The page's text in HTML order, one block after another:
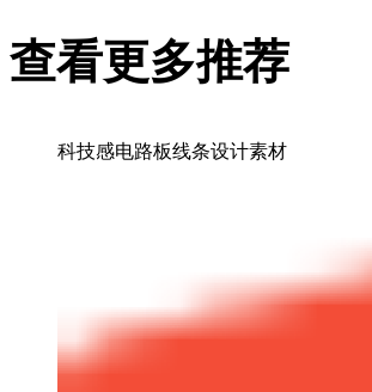
查看更多推荐
科技感电路板线条设计素材